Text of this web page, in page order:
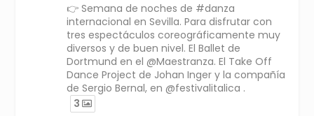
👉 Semana de noches de #danza
internacional en Sevilla. Para disfrutar con
tres espectáculos coreográficamente muy
diversos y de buen nivel. El Ballet de
Dortmund en el @Maestranza. El Take Off
Dance Project de Johan Inger y la compañía
de Sergio Bernal, en @festivalitalica .
3